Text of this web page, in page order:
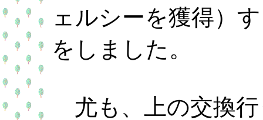
ェルシーを獲得）
をしました。
尤も、上の交換行